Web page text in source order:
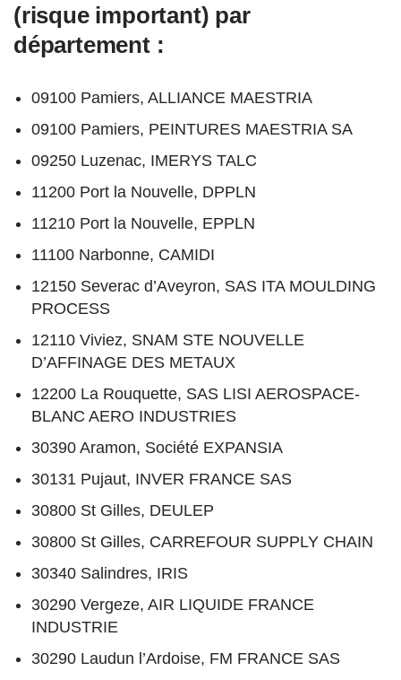
(risque important) par
département :
09100 Pamiers, ALLIANCE MAESTRIA
09100 Pamiers, PEINTURES MAESTRIA SA
09250 Luzenac, IMERYS TALC
11200 Port la Nouvelle, DPPLN
11210 Port la Nouvelle, EPPLN
11100 Narbonne, CAMIDI
12150 Severac d’Aveyron, SAS ITA MOULDING
PROCESS
12110 Viviez, SNAM STE NOUVELLE
D’AFFINAGE DES METAUX
12200 La Rouquette, SAS LISI AEROSPACE-
BLANC AERO INDUSTRIES
30390 Aramon, Société EXPANSIA
30131 Pujaut, INVER FRANCE SAS
30800 St Gilles, DEULEP
30800 St Gilles, CARREFOUR SUPPLY CHAIN
30340 Salindres, IRIS
30290 Vergeze, AIR LIQUIDE FRANCE
INDUSTRIE
30290 Laudun l’Ardoise, FM FRANCE SAS